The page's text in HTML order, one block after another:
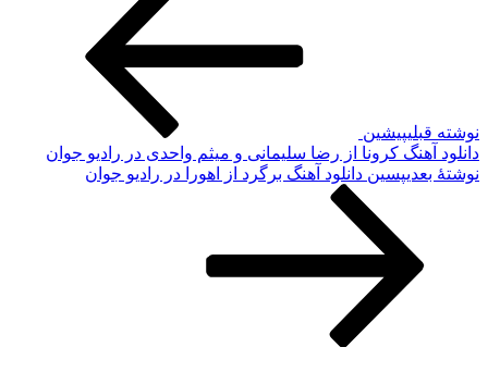
نوشته قبلیپیشین
دانلود آهنگ کرونا از رضا سلیمانی و میثم واحدی در رادیو جوان
نوشته‌ٔ بعدیپسین دانلود آهنگ برگرد از اهورا در رادیو جوان